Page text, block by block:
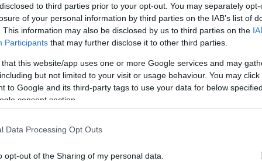
to third parties prior to your opt-out. You may separately
of your personal information by third parties on the IAB’s list of
This information may also be disclosed by us to third parties on the
Participants that may further disclose it to other third parties.
that this website/app uses one or more Google services and may
but not limited to your visit or usage behaviour. You may
to Google and its third-party tags to use your data for below
consent section.
Data Processing Opt Outs
opt-out of the Sharing of my personal data.
degli altri cinque regatanti che
olbiese: nella categoria medio Leggeri
si sono classificati rispettivamente 25° e 31°.
eGiorgio Spano, qualificatisi per le
in n errore di percorso che gli ha
finale. Il riscatto è però arrivato nel Course
al 31 e 37° posto. Da segnalare
14° posizione di
influenzata da un fastidioso infortunio
mondiale.